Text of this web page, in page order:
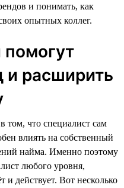
и понимать, как
опытных коллег.
помогут
и расширить
том, что специалист сам
влиять на собственный
найма. Именно поэтому
любого уровня,
действует. Вот несколько